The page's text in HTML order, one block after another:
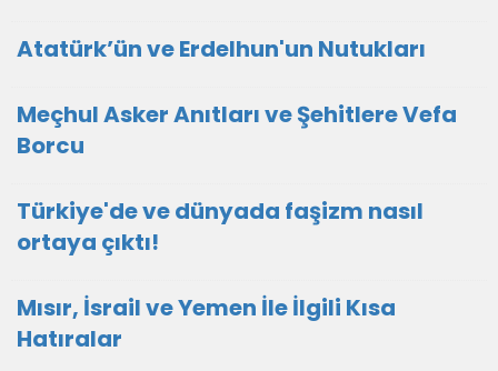
Atatürk’ün ve Erdelhun'un Nutukları
Meçhul Asker Anıtları ve Şehitlere Vefa
Borcu
Türkiye'de ve dünyada faşizm nasıl
ortaya çıktı!
Mısır, İsrail ve Yemen İle İlgili Kısa
Hatıralar